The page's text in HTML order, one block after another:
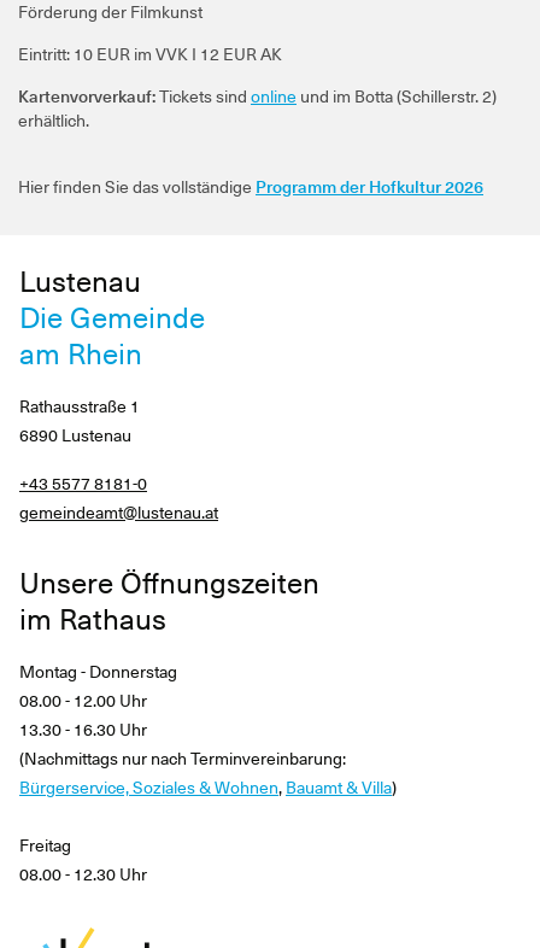
Förderung der Filmkunst
Eintritt: 10 EUR im VVK I 12 EUR AK
Kartenvorverkauf:Tickets sind online und im Botta (Schillerstr. 2)
erhältlich.
Hier finden Sie das vollständige Programm der Hofkultur 2026
Lustenau
Die Gemeinde
am Rhein
Rathausstraße 1
6890 Lustenau
+43 5577 8181-0
gemeindeamt@lustenau.at
Unsere Öffnungszeiten
im Rathaus
Montag - Donnerstag
08.00 - 12.00 Uhr
13.30 - 16.30 Uhr
(Nachmittags nur nach Terminvereinbarung:
Bürgerservice, Soziales & Wohnen, Bauamt & Villa)
Freitag
08.00 - 12.30 Uhr